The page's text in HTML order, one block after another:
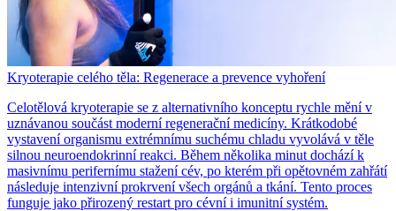
Kryoterapie celého těla: Regenerace a prevence vyhoření
Celotělová kryoterapie se z alternativního konceptu rychle mění v
uznávanou součást moderní regenerační medicíny. Krátkodobé
vystavení organismu extrémnímu suchému chladu vyvolává v těle
silnou neuroendokrinní reakci. Během několika minut dochází k
masivnímu perifernímu stažení cév, po kterém při opětovném zahřátí
následuje intenzivní prokrvení všech orgánů a tkání. Tento proces
funguje jako přirozený restart pro cévní i imunitní systém.